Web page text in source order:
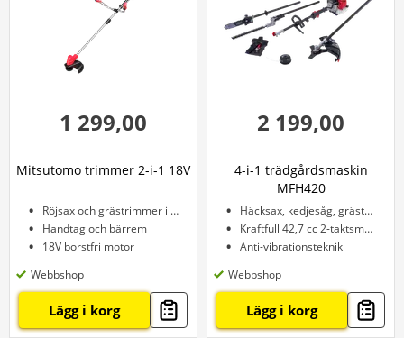
1 299,00
Mitsutomo trimmer 2-i-1 18V
Röjsax och grästrimmer i ett
Handtag och bärrem
18V borstfri motor
Webbshop
Lägg i korg
2 199,00
4-i-1 trädgårdsmaskin
MFH420
Häcksax, kedjesåg, grästrimmer och röjsåg
Kraftfull 42,7 cc 2-taktsmotor
Anti-vibrationsteknik
Webbshop
Lägg i korg